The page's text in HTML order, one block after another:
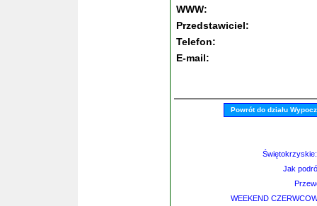
WWW:
Przedstawiciel:
Telefon:
E-mail:
Powrót do działu
Jak
WEEKEND